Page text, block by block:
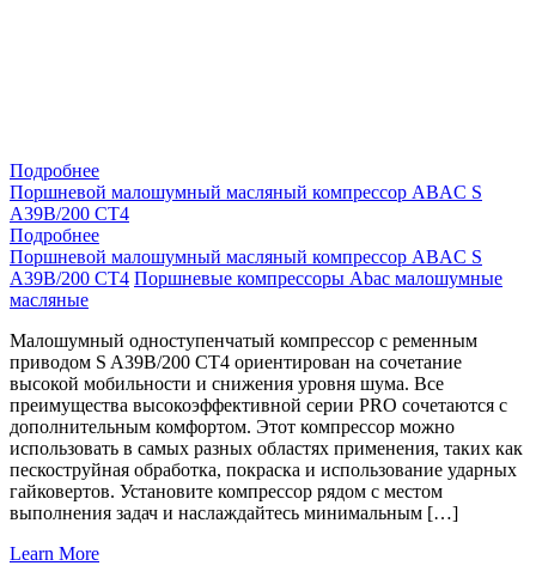
Подробнее
Поршневой малошумный масляный компрессор ABAC S
A39B/200 CT4
Подробнее
Поршневой малошумный масляный компрессор ABAC S
A39B/200 CT4 Поршневые компрессоры Abac малошумные
масляные
Малошумный одноступенчатый компрессор с ременным
приводом S A39B/200 CT4 ориентирован на сочетание
высокой мобильности и снижения уровня шума. Все
преимущества высокоэффективной серии PRO сочетаются с
дополнительным комфортом. Этот компрессор можно
использовать в самых разных областях применения, таких как
пескоструйная обработка, покраска и использование ударных
гайковертов. Установите компрессор рядом с местом
выполнения задач и наслаждайтесь минимальным […]
Learn More